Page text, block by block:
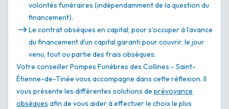
volontés funéraires (indépendamment de la question du
financement).
Le contrat obsèques en capital, pour s’occuper à l’avance
du financement d’un capital garanti pour couvrir, le jour
venu, tout ou partie des frais obsèques.
Votre conseiller Pompes Funèbres des Collines - Saint-
Étienne-de-Tinée vous accompagne dans cette réflexion. Il
vous présente les différentes solutions de prévoyance
obsèques afin de vous aider à effectuer le choix le plus